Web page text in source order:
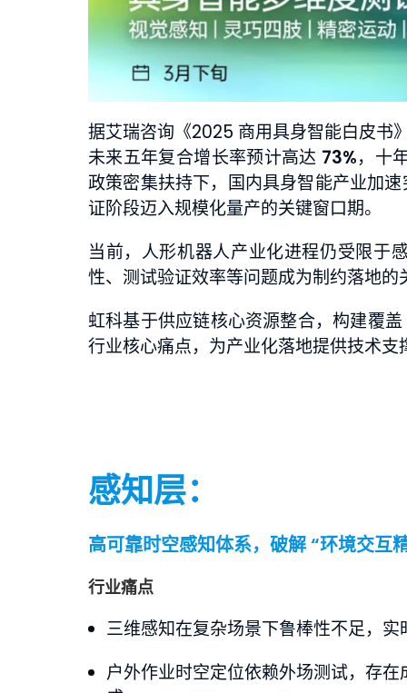
据艾瑞咨询《2025 商用具身智能白皮书
未来五年复合增长率预计高达 73%，十
政策密集扶持下，国内具身智能产业加
证阶段迈入规模化量产的关键窗口期。
当前，人形机器人产业化进程仍受限于
性、测试验证效率等问题成为制约落地的
虹科基于供应链核心资源整合，构建覆盖
行业核心痛点，为产业化落地提供技术支
感知层：
高可靠时空感知体系，破解 “环境交互
行业痛点
三维感知在复杂场景下鲁棒性不足，
户外作业时空定位依赖外场测试，存